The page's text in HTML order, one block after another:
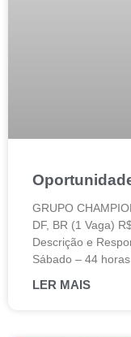
GRUPO
DF, BR (1 Vaga)
Descrição e
Sábado – 44 horas
LER MAIS